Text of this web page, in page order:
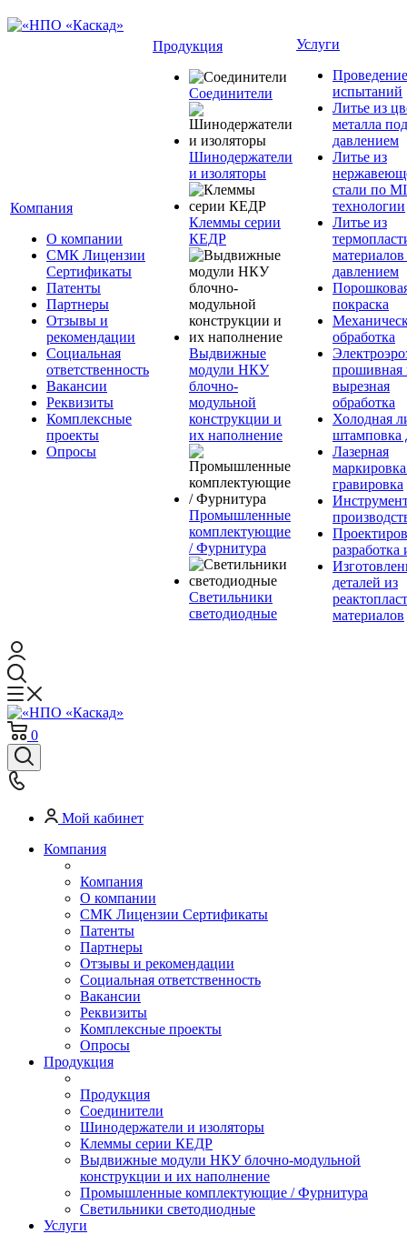
Компания
О компании
СМК Лицензии
Сертификаты
Патенты
Партнеры
Отзывы и
рекомендации
Социальная
ответственность
Вакансии
Реквизиты
Комплексные
проекты
Опросы
Продукция
Соединители
Шинодержатели
и изоляторы
Клеммы серии
КЕДР
Выдвижные
модули НКУ
блочно-
модульной
конструкции и
их наполнение
Промышленные
комплектующие
/ Фурнитура
Светильники
светодиодные
Услуги
Проведение
испытаний
Литье из
металла под
давлением
Литье из
стали по
технологии
Литье из
давлением
покраска
обработка
прошивная
вырезная
обработка
Холодная
штамповка
Лазерная
гравировка
разработка
деталей из
материалов
0
Мой кабинет
Компания
Компания
О компании
СМК Лицензии Сертификаты
Патенты
Партнеры
Отзывы и рекомендации
Социальная ответственность
Вакансии
Реквизиты
Комплексные проекты
Опросы
Продукция
Продукция
Соединители
Шинодержатели и изоляторы
Клеммы серии КЕДР
Выдвижные модули НКУ блочно-модульной
конструкции и их наполнение
Промышленные комплектующие / Фурнитура
Светильники светодиодные
Услуги